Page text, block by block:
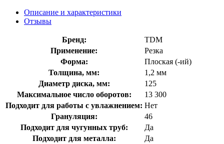
Описание и характеристики
Отзывы
Бренд:
TDM
Применение:
Резка
Форма:
Плоская (-ий)
Толщина, мм:
1,2 мм
Диаметр диска, мм:
125
Максимальное число оборотов:
13 300
Подходит для работы с увлажнением: Нет
Грануляция:
46
Подходит для чугунных труб:
Да
Подходит для металла:
Да